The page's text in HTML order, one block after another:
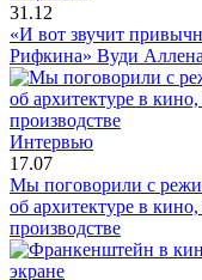
31.12
«И вот звучит
Рифкина» Вуди Аллена
Интервью
17.07
Мы поговорили с
об архитектуре в
производстве